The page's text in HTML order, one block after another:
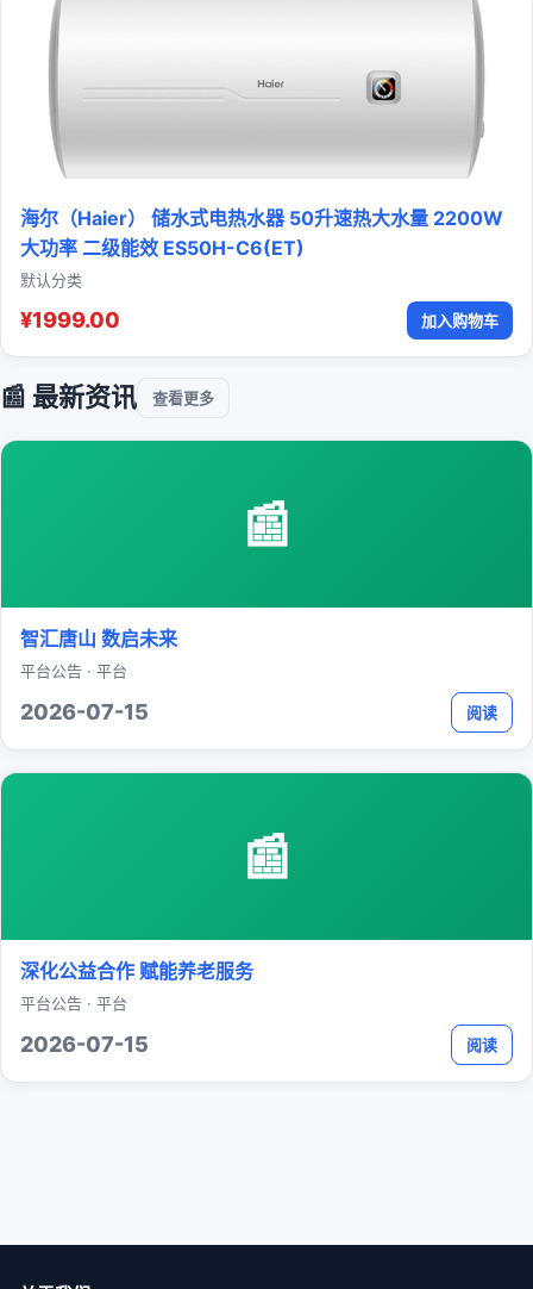
海尔（Haier） 储水式电热水器 50升速热大水量 2200W
大功率 二级能效 ES50H-C6(ET)
默认分类
¥1999.00 加入购物车
📰 最新资讯 查看更多
📰
智汇唐山 数启未来
平台公告 · 平台
2026-07-15 阅读
📰
深化公益合作 赋能养老服务
平台公告 · 平台
2026-07-15 阅读